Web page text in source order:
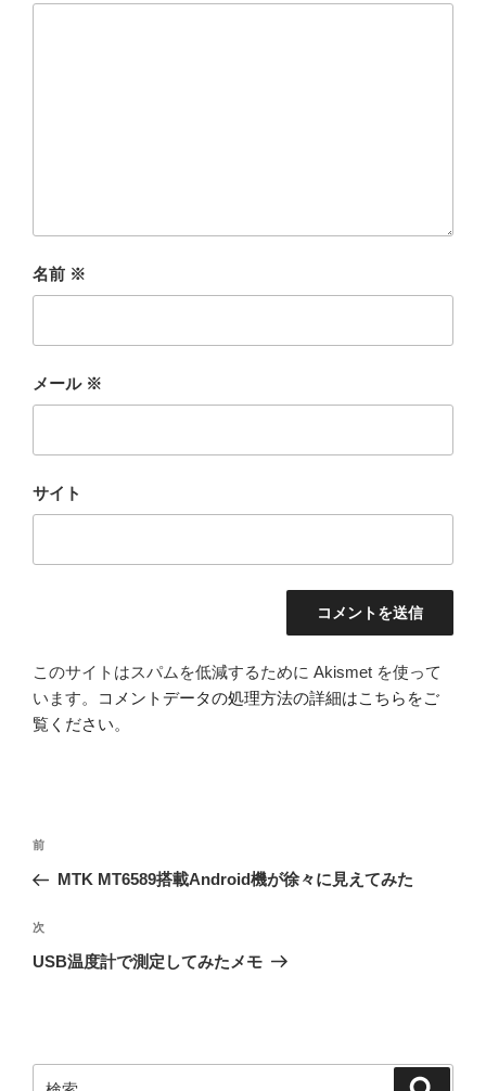
名前 ※
メール ※
サイト
このサイトはスパムを低減するために Akismet を使って
います。
コメントデータの処理方法の詳細はこちらをご
覧ください。
投
ナ
ビ
ゲ
ン
前
の
稿
前
MTK MT6589搭載Android機が徐々に見えてみた
次
の
次
USB温度計で測定してみたメモ